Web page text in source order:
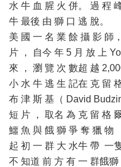
水 牛 血 腥 火 併。 過 程
牛 最後 由 獅 口 逃 脫。
美 國 一 名 業 餘 攝 影 師
片 ， 自今 年 5 月 放 上
來 ， 瀏 覽 次 數超 越
小 水 牛 逃 生 記在 克 留
布 津 斯 基（ David
短 片 ， 取名 為 克 留 格
鱷 魚 與 餓 獅 爭 奪 獵 物
起 初 一 群 大 水牛 帶 一
不 知道 前 方 有 一 群餓